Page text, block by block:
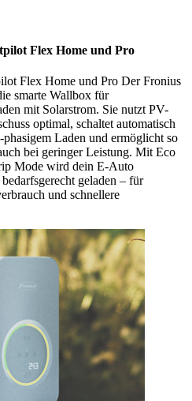
Flex Home und Pro
Flex Home und Pro Der Fronius
smarte Wallbox für
mit Solarstrom. Sie nutzt PV-
optimal, schaltet automatisch
Laden und ermöglicht so
bei geringer Leistung. Mit Eco
Mode wird dein E-Auto
geladen – für
und schnellere